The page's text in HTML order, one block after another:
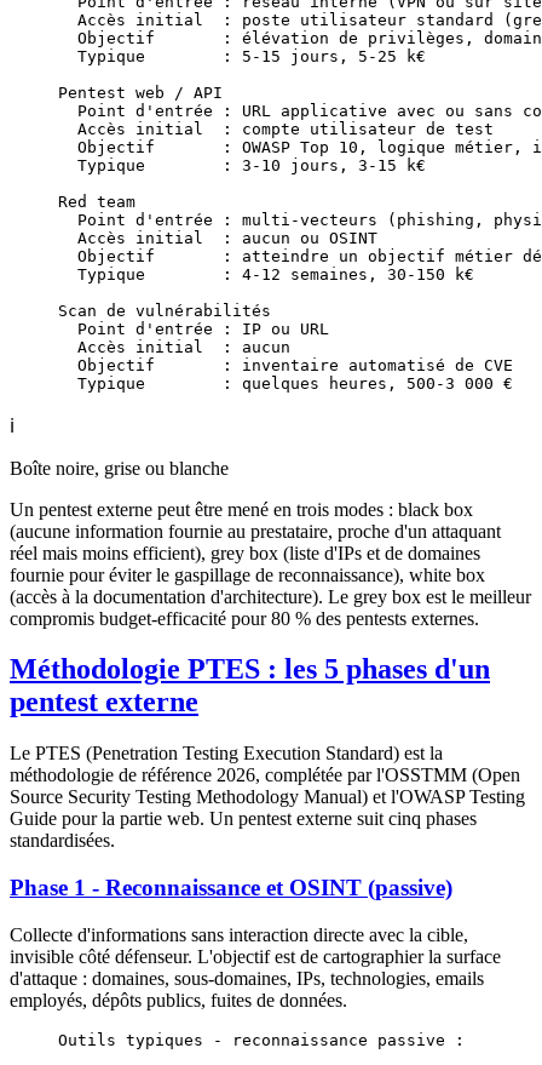
Accès initial  : poste utilisateur standard
Objectif       : élévation de privilèges,
  Typique        : 5-15 jours, 5-25 k€
Pentest web / API
Point d'entrée : URL applicative avec ou sans
  Accès initial  : compte utilisateur de test
Objectif       : OWASP Top 10, logique métier,
  Typique        : 3-10 jours, 3-15 k€
Red team
Point d'entrée : multi-vecteurs (phishing,
  Accès initial  : aucun ou OSINT
Objectif       : atteindre un objectif métier
  Typique        : 4-12 semaines, 30-150 k€
Scan de vulnérabilités
  Point d'entrée : IP ou URL
  Accès initial  : aucun
  Objectif       : inventaire automatisé de CVE
  Typique        : quelques heures, 500-3 000 €
ℹ️
Boîte noire, grise ou blanche
Un pentest externe peut être mené en trois modes : black box
(aucune information fournie au prestataire, proche d'un attaquant
réel mais moins efficient), grey box (liste d'IPs et de domaines
fournie pour éviter le gaspillage de reconnaissance), white box
(accès à la documentation d'architecture). Le grey box est le meilleur
compromis budget-efficacité pour 80 % des pentests externes.
Méthodologie PTES : les 5 phases d'un
pentest externe
Le PTES (Penetration Testing Execution Standard) est la
méthodologie de référence 2026, complétée par l'OSSTMM (Open
Source Security Testing Methodology Manual) et l'OWASP Testing
Guide pour la partie web. Un pentest externe suit cinq phases
standardisées.
Phase 1 - Reconnaissance et OSINT (passive)
Collecte d'informations sans interaction directe avec la cible,
invisible côté défenseur. L'objectif est de cartographier la surface
d'attaque : domaines, sous-domaines, IPs, technologies, emails
employés, dépôts publics, fuites de données.
Outils typiques - reconnaissance passive :